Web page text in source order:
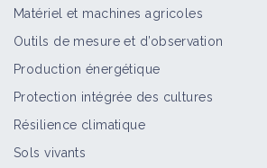
Garance voyageuse
Matériel et machines agricoles
Outils de mesure et d’observation
Production énergétique
Protection intégrée des cultures
Résilience climatique
Sols vivants